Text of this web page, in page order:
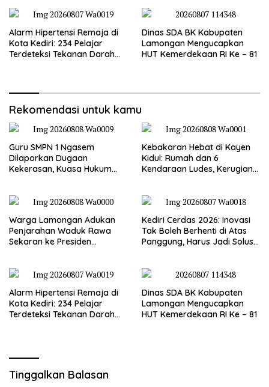
Alarm Hipertensi Remaja di
Kota Kediri: 234 Pelajar
Terdeteksi Tekanan Darah
Dinas SDA BK Kabupaten
Lamongan Mengucapkan
HUT Kemerdekaan RI Ke – 81
Rekomendasi untuk kamu
Guru SMPN 1 Ngasem
Dilaporkan Dugaan
Kekerasan, Kuasa Hukum
Kebakaran Hebat di Kayen
Kidul: Rumah dan 6
Kendaraan Ludes, Kerugian
Warga Lamongan Adukan
Penjarahan Waduk Rawa
Sekaran ke Presiden
Kediri Cerdas 2026: Inovasi
Tak Boleh Berhenti di Atas
Panggung, Harus Jadi Solusi
Alarm Hipertensi Remaja di
Kota Kediri: 234 Pelajar
Terdeteksi Tekanan Darah
Dinas SDA BK Kabupaten
Lamongan Mengucapkan
HUT Kemerdekaan RI Ke – 81
Tinggalkan Balasan